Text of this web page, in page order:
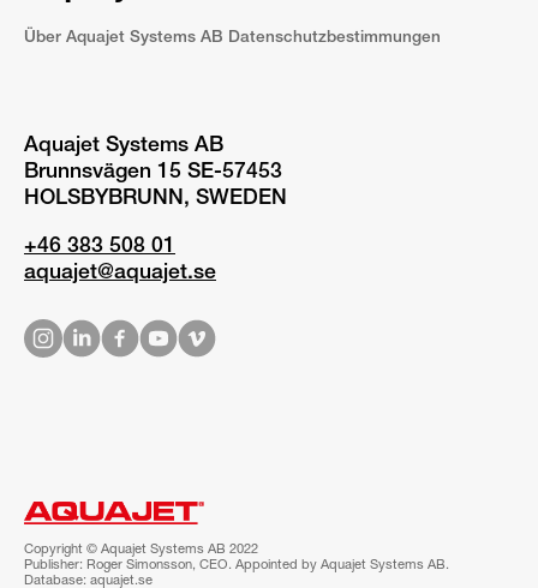
Über Aquajet Systems AB Datenschutzbestimmungen
Aquajet Systems AB
Brunnsvägen 15 SE-57453
HOLSBYBRUNN, SWEDEN
+46 383 508 01
aquajet@aquajet.se
Copyright © Aquajet Systems AB 2022
Publisher: Roger Simonsson, CEO. Appointed by Aquajet Systems AB.
Database: aquajet.se